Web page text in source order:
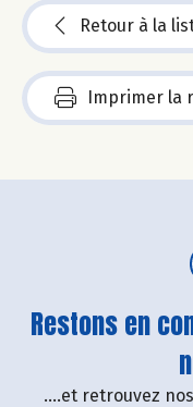
Retour à la
Imprimer la
Restons en
....et retrouvez